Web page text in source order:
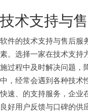
技术支持与
软件的技术支持与售后服
素。选择一家在技术支持
施过程中及时解决问题，
中，经常会遇到各种技术
快速、的支持服务，企业
良好用户反馈与口碑的供